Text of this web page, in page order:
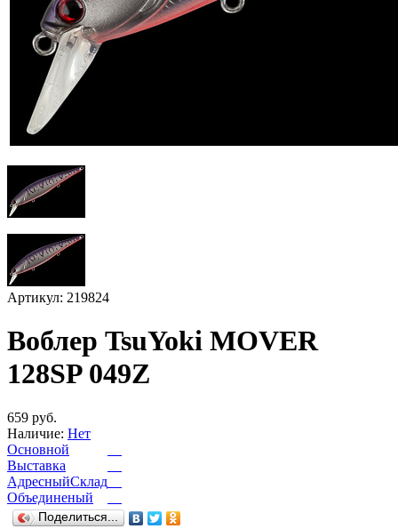
Артикул: 219824
Воблер TsuYoki MOVER
128SP 049Z
659 руб.
Наличие: Нет
Основной
Выставка
АдресныйСклад
Объединеный
Поделиться...